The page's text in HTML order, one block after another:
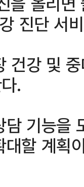
진단 서
건강 및
.
기능을
할 계획